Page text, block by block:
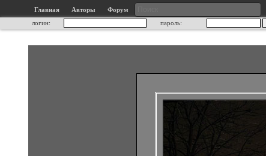
Главная Авторы
Форум
логин:
пароль: